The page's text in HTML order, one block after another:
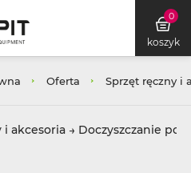
0
koszyk
Oferta Sprzęt ręczny i
akcesoria → Doczyszczanie